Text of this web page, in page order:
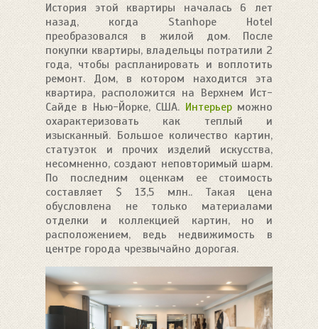
История этой квартиры началась 6 лет
назад, когда Stanhope Hotel
преобразовался в жилой дом. После
покупки квартиры, владельцы потратили 2
года, чтобы распланировать и воплотить
ремонт. Дом, в котором находится эта
квартира, расположится на Верхнем Ист-
Сайде в Нью-Йорке, США. Интерьерможно
охарактеризовать как теплый и
изысканный. Большое количество картин,
статуэток и прочих изделий искусства,
несомненно, создают неповторимый шарм.
По последним оценкам ее стоимость
составляет $ 13,5 млн.. Такая цена
обусловлена не только материалами
отделки и коллекцией картин, но и
расположением, ведь недвижимость в
центре города чрезвычайно дорогая.